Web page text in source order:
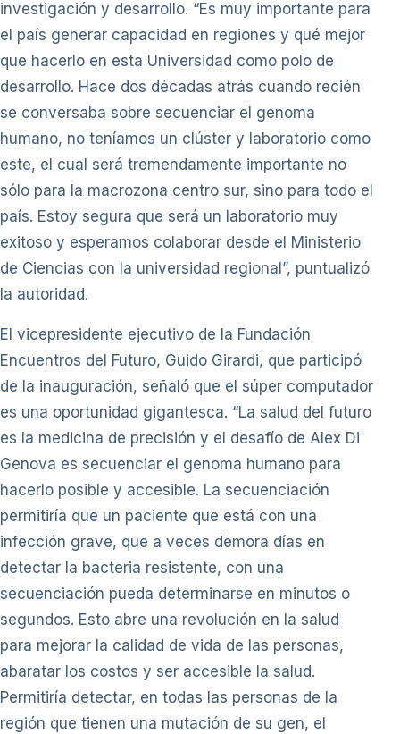
investigación y desarrollo. “Es muy importante para
el país generar capacidad en regiones y qué mejor
que hacerlo en esta Universidad como polo de
desarrollo. Hace dos décadas atrás cuando recién
se conversaba sobre secuenciar el genoma
humano, no teníamos un clúster y laboratorio como
este, el cual será tremendamente importante no
sólo para la macrozona centro sur, sino para todo el
país. Estoy segura que será un laboratorio muy
exitoso y esperamos colaborar desde el Ministerio
de Ciencias con la universidad regional”, puntualizó
la autoridad.
El vicepresidente ejecutivo de la Fundación
Encuentros del Futuro, Guido Girardi, que participó
de la inauguración, señaló que el súper computador
es una oportunidad gigantesca. “La salud del futuro
es la medicina de precisión y el desafío de Alex Di
Genova es secuenciar el genoma humano para
hacerlo posible y accesible. La secuenciación
permitiría que un paciente que está con una
infección grave, que a veces demora días en
detectar la bacteria resistente, con una
secuenciación pueda determinarse en minutos o
segundos. Esto abre una revolución en la salud
para mejorar la calidad de vida de las personas,
abaratar los costos y ser accesible la salud.
Permitiría detectar, en todas las personas de la
región que tienen una mutación de su gen, el